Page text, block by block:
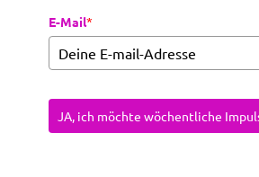
E-Mail*
JA, ich möchte wöchentliche